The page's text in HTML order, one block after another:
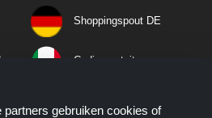
Shoppingspout DE
Codicegratuito
gebruiken cookies of